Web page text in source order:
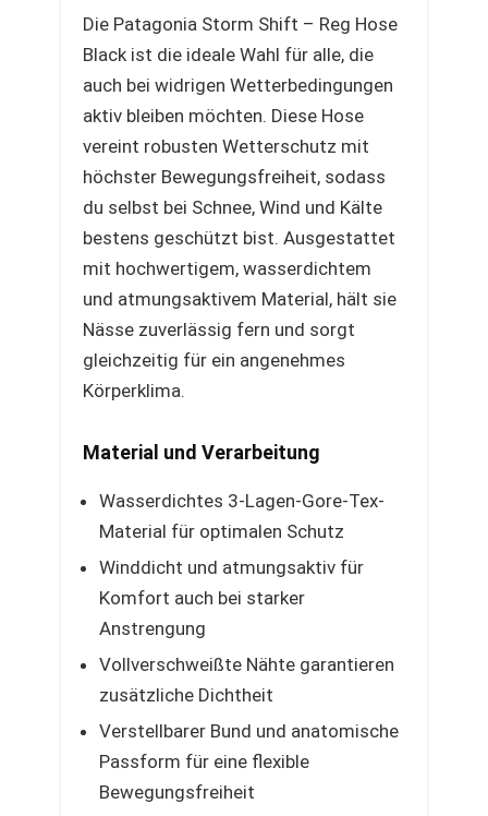
Die Patagonia Storm Shift – Reg Hose
Black ist die ideale Wahl für alle, die
auch bei widrigen Wetterbedingungen
aktiv bleiben möchten. Diese Hose
vereint robusten Wetterschutz mit
höchster Bewegungsfreiheit, sodass
du selbst bei Schnee, Wind und Kälte
bestens geschützt bist. Ausgestattet
mit hochwertigem, wasserdichtem
und atmungsaktivem Material, hält sie
Nässe zuverlässig fern und sorgt
gleichzeitig für ein angenehmes
Körperklima.
Material und Verarbeitung
Wasserdichtes 3-Lagen-Gore-Tex-
Material für optimalen Schutz
Winddicht und atmungsaktiv für
Komfort auch bei starker
Anstrengung
Vollverschweißte Nähte garantieren
zusätzliche Dichtheit
Verstellbarer Bund und anatomische
Passform für eine flexible
Bewegungsfreiheit